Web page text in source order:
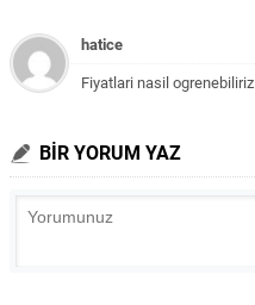
hatice
Fiyatlari nasil ogrenebiliriz
BİR YORUM YAZ